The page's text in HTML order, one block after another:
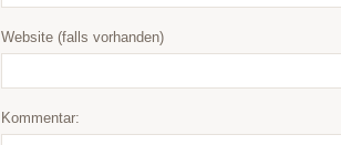
Website (falls vorhanden)
Kommentar: